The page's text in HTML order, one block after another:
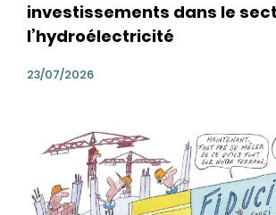
investissements dans le
l’hydroélectricité
23/07/2026